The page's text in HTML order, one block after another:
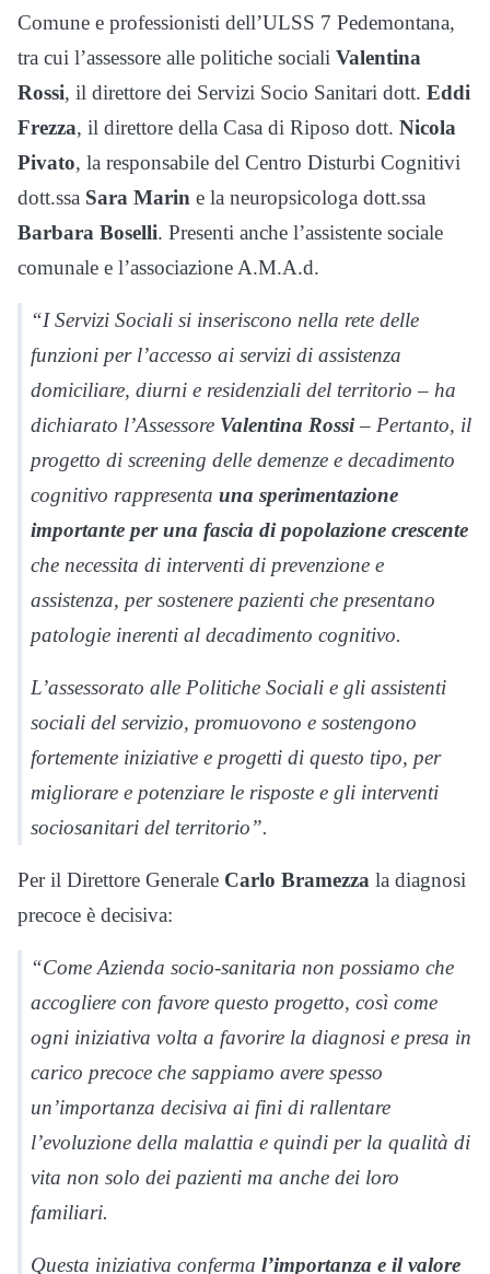
Comune e professionisti dell’ULSS 7 Pedemontana,
tra cui l’assessore alle politiche sociali Valentina
Rossi, il direttore dei Servizi Socio Sanitari dott. Eddi
Frezza, il direttore della Casa di Riposo dott. Nicola
Pivato, la responsabile del Centro Disturbi Cognitivi
dott.ssa Sara Marin e la neuropsicologa dott.ssa
Barbara Boselli. Presenti anche l’assistente sociale
comunale e l’associazione A.M.A.d.
“I Servizi Sociali si inseriscono nella rete delle
funzioni per l’accesso ai servizi di assistenza
domiciliare, diurni e residenziali del territorio – ha
dichiarato l’Assessore Valentina Rossi– Pertanto, il
progetto di screening delle demenze e decadimento
cognitivo rappresenta una sperimentazione
importante per una fascia di popolazione crescente
che necessita di interventi di prevenzione e
assistenza, per sostenere pazienti che presentano
patologie inerenti al decadimento cognitivo.
L’assessorato alle Politiche Sociali e gli assistenti
sociali del servizio, promuovono e sostengono
fortemente iniziative e progetti di questo tipo, per
migliorare e potenziare le risposte e gli interventi
sociosanitari del territorio”.
Per il Direttore Generale Carlo Bramezza la diagnosi
precoce è decisiva:
“Come Azienda socio-sanitaria non possiamo che
accogliere con favore questo progetto, così come
ogni iniziativa volta a favorire la diagnosi e presa in
carico precoce che sappiamo avere spesso
un’importanza decisiva ai fini di rallentare
l’evoluzione della malattia e quindi per la qualità di
vita non solo dei pazienti ma anche dei loro
familiari.
Questa iniziativa conferma l’importanza e il valore